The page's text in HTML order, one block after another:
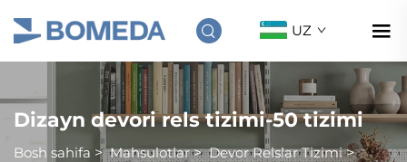
UZ
Dizayn devori rels tizimi-50 tizimi
Bosh sahifa >Mahsulotlar>Devor Relslar Tizimi>